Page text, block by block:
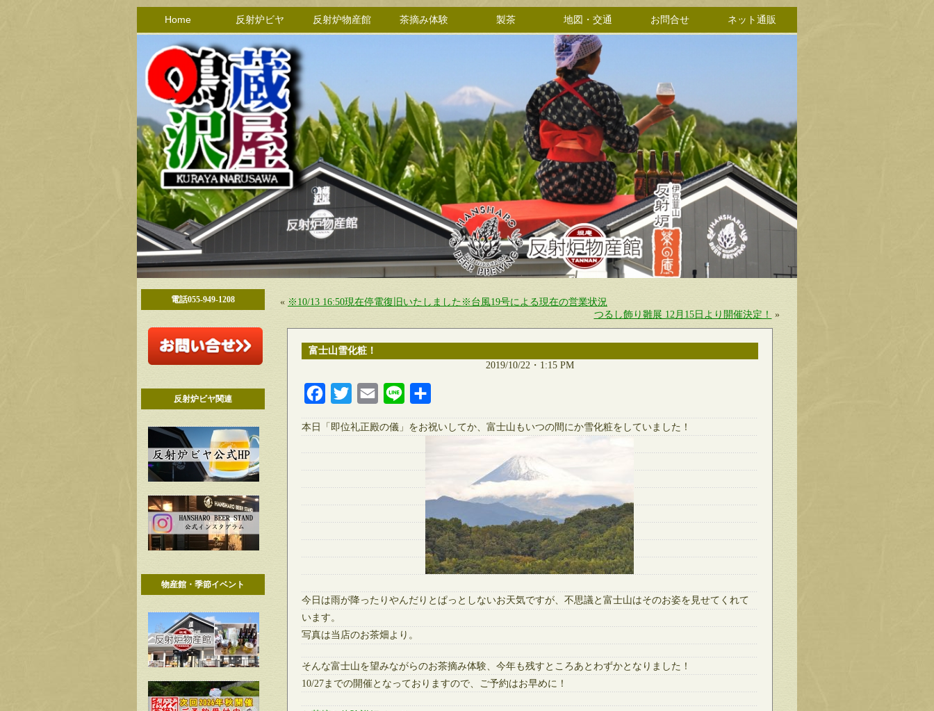
Home 反射炉ビヤ 反射炉物産館 茶摘み体験 製茶 地図・交通 お問合せ ネット通販
電話055-949-1208
反射炉ビヤ関連
物産館・季節イベント
« ※10/13 16:50現在停電復旧いたしました※台風19号による現在の営業状況
つるし飾り雛展 12月15日より開催決定！
»
富士山雪化粧！
2019/10/22・1:15 PM
FacebookTwitter Email Line
本日「即位礼正殿の儀」をお祝いしてか、富士山もいつの間にか雪化粧をしていました！
今日は雨が降ったりやんだりとぱっとしないお天気ですが、不思議と富士山はそのお姿を見せてくれて
います。
写真は当店のお茶畑より。
そんな富士山を望みながらのお茶摘み体験、今年も残すところあとわずかとなりました！
10/27までの開催となっておりますので、ご予約はお早めに！